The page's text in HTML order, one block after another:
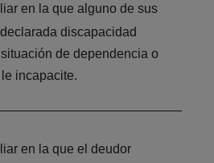
en la que alguno de sus
discapacidad
de dependencia o
incapacite.
en la que el deudor